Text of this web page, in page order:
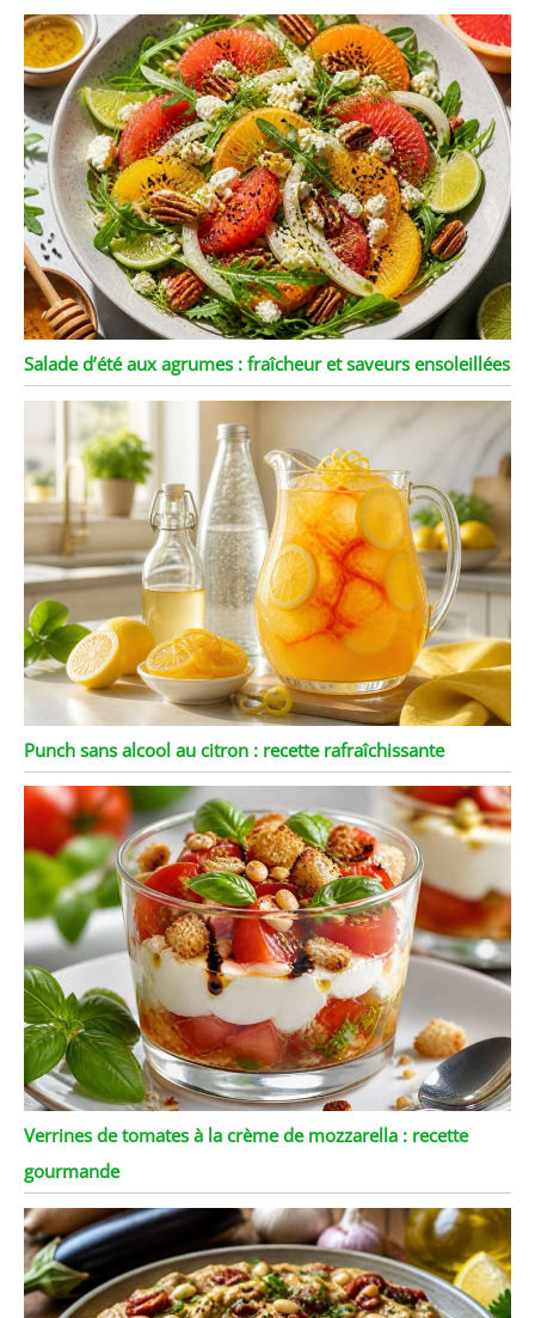
nettoyer et passe au lave-
vaisselle】 Cet ensemble
d'argenterie est facile à
nettoyer et passe au lave-
vaisselle. Vous pouvez
donc les laver au lave-
vaisselle pour
économiser votre travail.
Cependant, pour une
meilleure protection des
couverts, il est
recommandé de les laver
à la main et de les garder
ensuite au sec. Avec des
soins appropriés, votre
set couverts de table
durera des années.
Salade d’été aux agrumes : fraîcheur et saveurs ensoleillées
Punch sans alcool au citron : recette rafraîchissante
Verrines de tomates à la crème de mozzarella : recette
gourmande